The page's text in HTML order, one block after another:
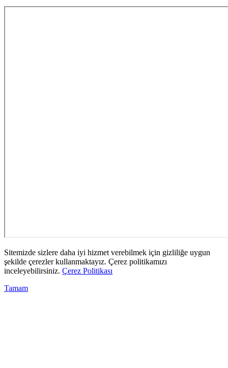
Sitemizde sizlere daha iyi hizmet verebilmek için gizliliğe uygun
şekilde çerezler kullanmaktayız. Çerez politikamızı
inceleyebilirsiniz. Çerez Politikası
Tamam